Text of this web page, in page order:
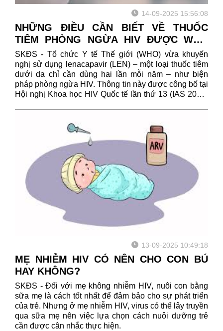
14-09-2025 15:56:08
NHỮNG ĐIỀU CẦN BIẾT VỀ THUỐC
TIÊM PHÒNG NGỪA HIV ĐƯỢC WHO
KHUYẾN NGHỊ DÙNG HAI LẦN MỘT
NĂM
SKĐS - Tổ chức Y tế Thế giới (WHO) vừa khuyến
nghị sử dụng lenacapavir (LEN) – một loại thuốc tiêm
dưới da chỉ cần dùng hai lần mỗi năm – như biện
pháp phòng ngừa HIV. Thông tin này được công bố tại
Hội nghị Khoa học HIV Quốc tế lần thứ 13 (IAS 2025)
13-09-2025 10:49:18
MẸ NHIỄM HIV CÓ NÊN CHO CON BÚ
HAY KHÔNG?
SKĐS - Đối với mẹ không nhiễm HIV, nuôi con bằng
sữa mẹ là cách tốt nhất để đảm bảo cho sự phát triển
của trẻ. Nhưng ở mẹ nhiễm HIV, virus có thể lây truyền
qua sữa mẹ nên việc lựa chọn cách nuôi dưỡng trẻ
cần được cân nhắc thực hiện.